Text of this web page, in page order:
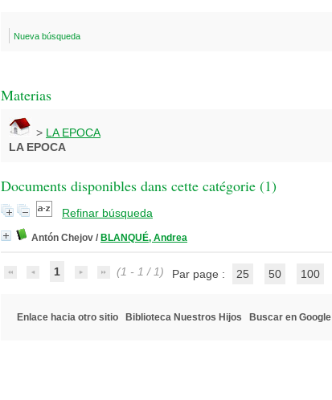
Nueva búsqueda
Materias
> LA EPOCA
LA EPOCA
Documents disponibles dans cette catégorie (1)
Refinar búsqueda
Antón Chejov / BLANQUÉ, Andrea
1 (1 - 1 / 1) Par page : 25 50 100
Enlace hacia otro sitio Biblioteca Nuestros Hijos Buscar en Google